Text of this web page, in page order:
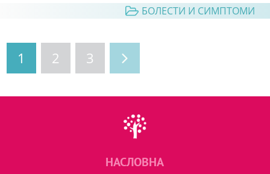
БОЛЕСТИ И СИМПТОМИ
1 2 3
НАСЛОВНА